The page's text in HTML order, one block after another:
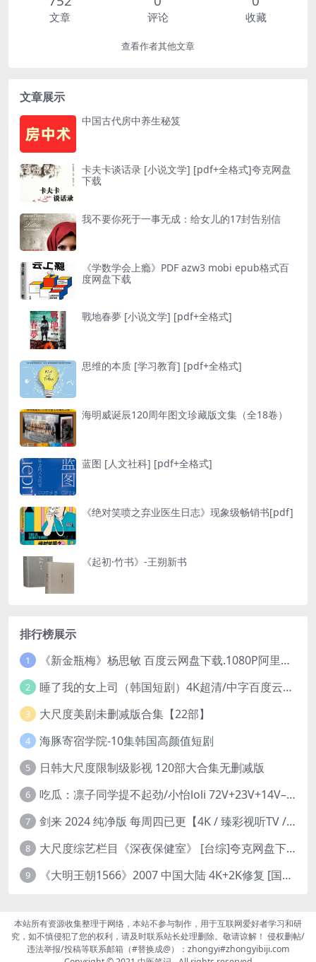
文章 评论 收藏
查看作者其他文章
文章展示
中国古代房中养生秘笈
卡夫卡谈话录 [ 小说文学] [pdf+全格式]夸克网盘
下载
我不要你死于一事无成：给女儿的17封告别信
《学数学会上瘾》PDF azw3 mobi epub格式百
度网盘下载
戰地春夢 [ 小说文学] [pdf+全格式]
思维的本质 [ 学习教育] [pdf+全格式]
海明威诞辰120周年图文珍藏版文集（全18卷）
蓝图 [ 人文社科] [pdf+全格式]
《绝对笑喷之弃业医生日志》现象级畅销书[pdf]
《起初·竹书》-王朔新书
排行榜展示
1 《新金瓶梅》杨思敏 百度云网盘下载.1080P阿里下载.国语中字.(1996)
2 睡了我的女上司（韩国短剧）4K超清/中字百度云网盘下载
3 大尺度美剧未删减版合集【22部】
4 海豚寄宿学院-10集韩国高颜值短剧
5 日韩大尺度限制级影视 120部大合集无删减版
6 吃瓜：凛子同学提不起劲/小怡loli 72V+23V+14V–24.02GB】
7 剑来 2024 纯净版 每周四已更【4K / 臻彩视听TV / 杜比音】附电子书百度网盘下载
8 大尺度综艺栏目《深夜保健室》 [台综]夸克网盘下载
9 《大明王朝1566》2007 中国大陆 4K+2K修复 [国语 46集 192G]
本站所有资源收集整理于网络，本站不参与制作，用于互联网爱好者学习和研
究，如不慎侵犯了您的权利，请及时联系站长处理删除。敬请谅解！ 侵权删帖/
违法举报/投稿等联系邮箱（#替换成@）：zhongyi#zhongyibiji.com